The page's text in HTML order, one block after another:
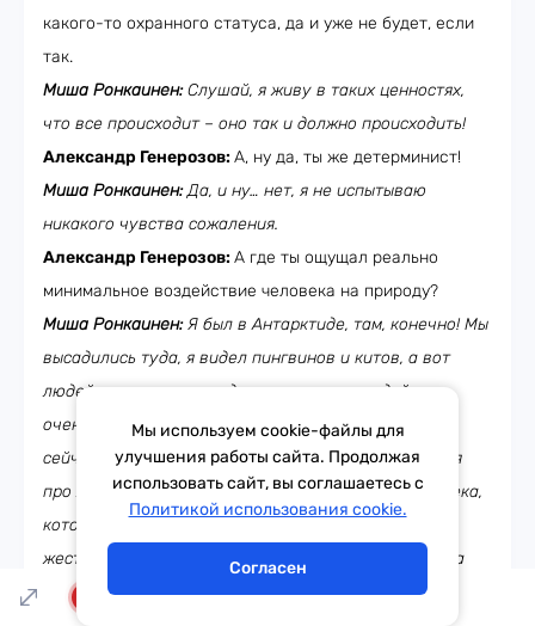
какого-то охранного статуса, да и уже не будет, если
так.
Миша Ронкаинен:Слушай, я живу в таких ценностях,
что все происходит – оно так и должно происходить!
Александр Генерозов:А, ну да, ты же детерминист!
Миша Ронкаинен:Да, и ну… нет, я не испытываю
никакого чувства сожаления.
Александр Генерозов:А где ты ощущал реально
минимальное воздействие человека на природу?
Миша Ронкаинен:Я был в Антарктиде, там, конечно! Мы
высадились туда, я видел пингвинов и китов, а вот
людей там почти не видел, потому что людей там
очень мало. Но тех, которых там видел… Боже мой,
сейчас вспомнил, ты говорил вот, был вопрос у тебя
про людей, которых я запомнил, да? Я видел человека,
который перезимовал в Антарктиде в самой-самой
жесткой станции. Станция «Восток» называется. Эта
станция не на побережье которая, а в глубине. И у них
Тема дня Гороскоп
Мы используем cookie-файлы для
улучшения работы сайта. Продолжая
использовать сайт, вы соглашаетесь с
Политикой использования cookie.
Согласен